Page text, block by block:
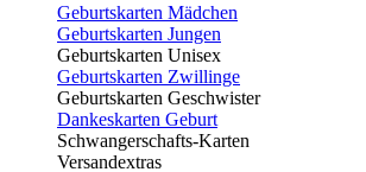
Geburtskarten Mädchen
Geburtskarten Jungen
Geburtskarten Unisex
Geburtskarten Zwillinge
Geburtskarten Geschwister
Dankeskarten Geburt
Schwangerschafts-Karten
Versandextras